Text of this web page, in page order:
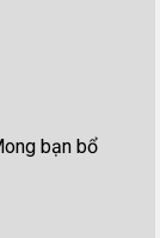
bạn bổ